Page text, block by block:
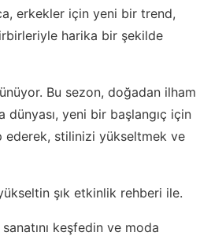
erkekler için yeni bir trend,
harika bir şekilde
Bu sezon, doğadan ilham
yeni bir başlangıç için
ederek, stilinizi yükseltmek ve
şık etkinlik rehberi ile.
keşfedin ve moda